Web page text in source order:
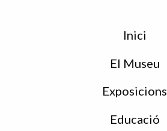
Inici
El Museu
Exposicions
Educació